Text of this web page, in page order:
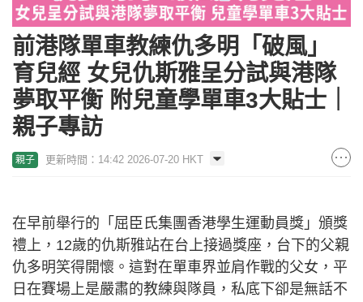
前港隊單車教練仇多明「破風」
育兒經 女兒仇斯雅呈分試與港隊
夢取平衡 附兒童學單車3大貼士｜
親子專訪
親子 更新時間：14:42 2026-07-20 HKT
在早前舉行的「屈臣氏集團香港學生運動員獎」頒獎
禮上，12歲的仇斯雅站在台上接過獎座，台下的父親
仇多明笑得開懷。這對在單車界並肩作戰的父女，平
日在賽場上是嚴肅的教練與隊員，私底下卻是無話不